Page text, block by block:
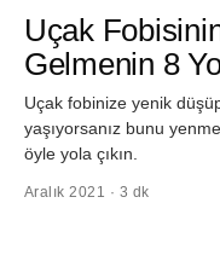
Uçak
Gelmenin 8
Uçak fobinize yenik
yaşıyorsanız bunu
öyle yola çıkın.
Aralık 2021 · 3 dk